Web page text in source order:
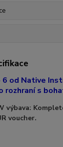
od Native
rozhraní s
výbava:
voucher.